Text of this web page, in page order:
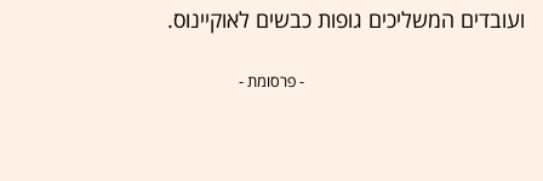
ועובדים המשליכים גופות כבשים לאוקיינוס.
- פרסומת -